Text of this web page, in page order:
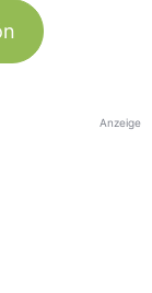
Anzeige